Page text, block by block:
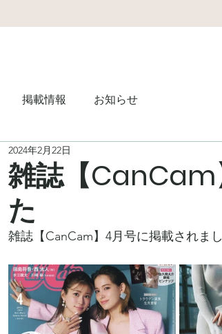
掲載情報 お知らせ
雑誌【CanCam
た
2024年2月22日
雑誌【CanCam】4月号に掲載されま